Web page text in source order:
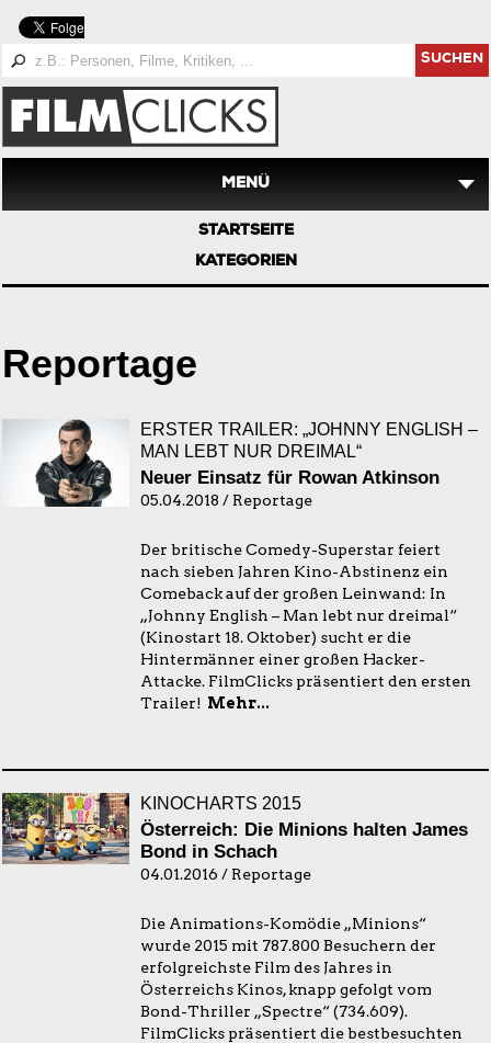
SUCHEN
MENÜ
STARTSEITE
KATEGORIEN
Reportage
ERSTER TRAILER: „JOHNNY ENGLISH –
MAN LEBT NUR DREIMAL“
Neuer Einsatz für Rowan Atkinson
05.04.2018 / Reportage
Der britische Comedy-Superstar feiert
nach sieben Jahren Kino-Abstinenz ein
Comeback auf der großen Leinwand: In
„Johnny English – Man lebt nur dreimal“
(Kinostart 18. Oktober) sucht er die
Hintermänner einer großen Hacker-
Attacke. FilmClicks präsentiert den ersten
Trailer! Mehr...
KINOCHARTS 2015
Österreich: Die Minions halten James
Bond in Schach
04.01.2016 / Reportage
Die Animations-Komödie „Minions“
wurde 2015 mit 787.800 Besuchern der
erfolgreichste Film des Jahres in
Österreichs Kinos, knapp gefolgt vom
Bond-Thriller „Spectre“ (734.609).
FilmClicks präsentiert die bestbesuchten